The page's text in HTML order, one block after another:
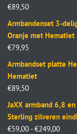
€89,50
Armbandenset 3-
Oranje met Hematiet
€79,95
Armbandset platte
Hematiet
€89,50
JaXX armband 6,8
Sterling zilveren
€59,00 - €249,00